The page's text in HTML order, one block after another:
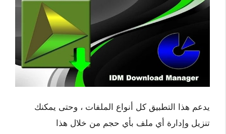
يدعم هذا التطبيق كل أنواع الملفات ، وحتى يمكنك
تنزيل وإدارة أي ملف بأي حجم من خلال هذا